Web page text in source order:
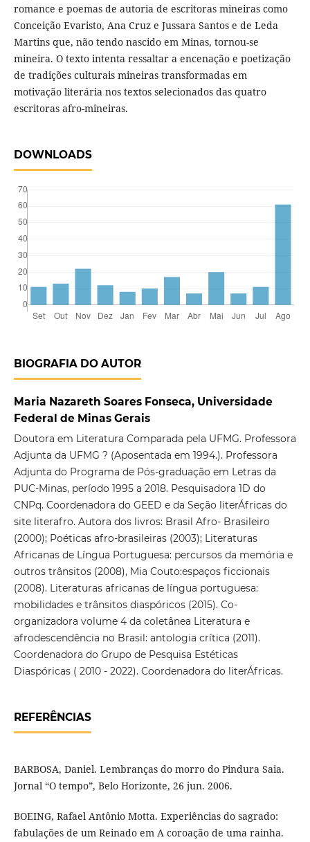
romance e poemas de autoria de escritoras mineiras como
Conceição Evaristo, Ana Cruz e Jussara Santos e de Leda
Martins que, não tendo nascido em Minas, tornou-se
mineira. O texto intenta ressaltar a encenação e poetização
de tradições culturais mineiras transformadas em
motivação literária nos textos selecionados das quatro
escritoras afro-mineiras.
DOWNLOADS
BIOGRAFIA DO AUTOR
Maria Nazareth Soares Fonseca, Universidade
Federal de Minas Gerais
Doutora em Literatura Comparada pela UFMG. Professora
Adjunta da UFMG ? (Aposentada em 1994.). Professora
Adjunta do Programa de Pós-graduação em Letras da
PUC-Minas, período 1995 a 2018. Pesquisadora 1D do
CNPq. Coordenadora do GEED e da Seção literÁfricas do
site literafro. Autora dos livros: Brasil Afro- Brasileiro
(2000); Poéticas afro-brasileiras (2003); Literaturas
Africanas de Língua Portuguesa: percursos da memória e
outros trânsitos (2008), Mia Couto:espaços ficcionais
(2008). Literaturas africanas de língua portuguesa:
mobilidades e trânsitos diaspóricos (2015). Co-
organizadora volume 4 da coletânea Literatura e
afrodescendência no Brasil: antologia crítica (2011).
Coordenadora do Grupo de Pesquisa Estéticas
Diaspóricas ( 2010 - 2022). Coordenadora do literÁfricas.
REFERÊNCIAS
BARBOSA, Daniel. Lembranças do morro do Pindura Saia.
Jornal “O tempo”, Belo Horizonte, 26 jun. 2006.
BOEING, Rafael Antônio Motta. Experiências do sagrado:
fabulações de um Reinado em A coroação de uma rainha.